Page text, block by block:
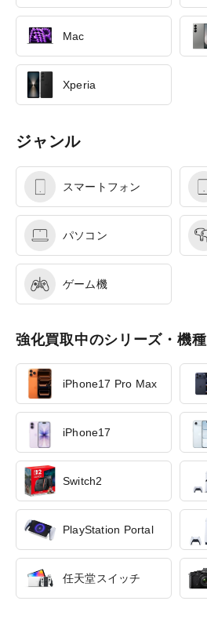
Mac
Xperia
ジャンル
スマートフォン
パソコン
ゲーム機
強化買取中のシリーズ・機種
iPhone17 Pro Max
iPhone17
Switch2
PlayStation Portal
任天堂スイッチ